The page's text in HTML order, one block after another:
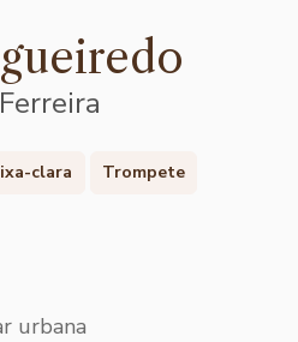
clara Trompete
urbana